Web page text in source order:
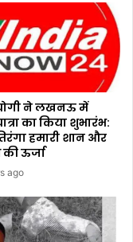
ने लखनऊ में
का किया शुभारंभ:
हमारी शान और
ऊर्जा
ago